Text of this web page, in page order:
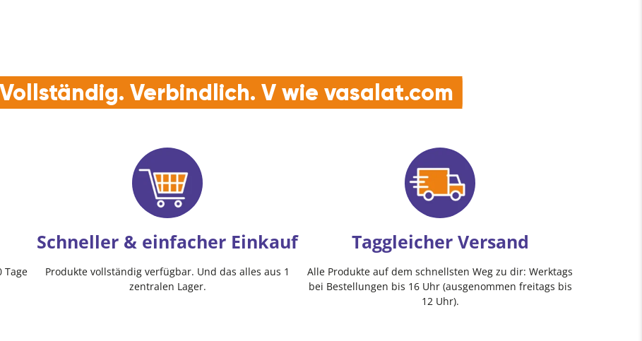
Verbindlich. V wie vasalat.com
Tage
Schneller & einfacher Einkauf
Produkte vollständig verfügbar. Und das alles aus 1
zentralen Lager.
Taggleicher Versand
Alle Produkte auf dem schnellsten Weg zu dir: Werktags
bei Bestellungen bis 16 Uhr (ausgenommen freitags bis
12 Uhr).